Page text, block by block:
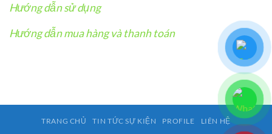
Hướng dẫn sử dụng
Hướng dẫn mua hàng và thanh toán
TRANG CHỦ TIN TỨC SỰ KIỆN PROFILE LIÊN HỆ